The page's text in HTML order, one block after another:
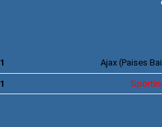
Ajax (Paises